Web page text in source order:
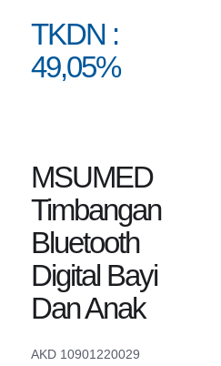
TKDN :
49,05%
MSUMED
Timbangan
Bluetooth
Digital Bayi
Dan Anak
AKD 10901220029